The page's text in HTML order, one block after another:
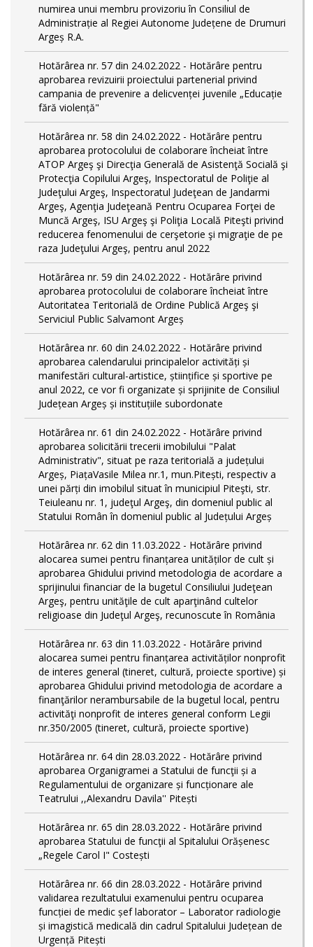
numirea unui membru provizoriu în Consiliul de
Administrație al Regiei Autonome Județene de Drumuri
Argeș R.A.
Hotărârea nr. 57 din 24.02.2022 - Hotărâre pentru
aprobarea revizuirii proiectului partenerial privind
campania de prevenire a delicvenței juvenile „Educație
fără violență"
Hotărârea nr. 58 din 24.02.2022 - Hotărâre pentru
aprobarea protocolului de colaborare încheiat între
ATOP Argeş şi Direcţia Generală de Asistenţă Socială şi
Protecţia Copilului Argeş, Inspectoratul de Poliţie al
Judeţului Argeş, Inspectoratul Judeţean de Jandarmi
Argeş, Agenţia Judeţeană Pentru Ocuparea Forţei de
Muncă Argeş, ISU Argeş şi Poliţia Locală Piteşti privind
reducerea fenomenului de cerşetorie şi migraţie de pe
raza Judeţului Argeş, pentru anul 2022
Hotărârea nr. 59 din 24.02.2022 - Hotărâre privind
aprobarea protocolului de colaborare încheiat între
Autoritatea Teritorială de Ordine Publică Argeş şi
Serviciul Public Salvamont Argeș
Hotărârea nr. 60 din 24.02.2022 - Hotărâre privind
aprobarea calendarului principalelor activități și
manifestări cultural-artistice, științifice și sportive pe
anul 2022, ce vor fi organizate și sprijinite de Consiliul
Județean Argeș și instituțiile subordonate
Hotărârea nr. 61 din 24.02.2022 - Hotărâre privind
aprobarea solicitării trecerii imobilului "Palat
Administrativ", situat pe raza teritorială a județului
Argeș, PiațaVasile Milea nr.1, mun.Pitești, respectiv a
unei părți din imobilul situat în municipiul Piteşti, str.
Teiuleanu nr. 1, judeţul Argeş, din domeniul public al
Statului Român în domeniul public al Județului Argeș
Hotărârea nr. 62 din 11.03.2022 - Hotărâre privind
alocarea sumei pentru finanțarea unităților de cult și
aprobarea Ghidului privind metodologia de acordare a
sprijinului financiar de la bugetul Consiliului Judeţean
Argeş, pentru unităţile de cult aparţinând cultelor
religioase din Judeţul Argeş, recunoscute în România
Hotărârea nr. 63 din 11.03.2022 - Hotărâre privind
alocarea sumei pentru finanțarea activităților nonprofit
de interes general (tineret, cultură, proiecte sportive) și
aprobarea Ghidului privind metodologia de acordare a
finanţărilor nerambursabile de la bugetul local, pentru
activităţi nonprofit de interes general conform Legii
nr.350/2005 (tineret, cultură, proiecte sportive)
Hotărârea nr. 64 din 28.03.2022 - Hotărâre privind
aprobarea Organigramei a Statului de funcţii și a
Regulamentului de organizare și funcționare ale
Teatrului ,,Alexandru Davila'' Pitești
Hotărârea nr. 65 din 28.03.2022 - Hotărâre privind
aprobarea Statului de funcţii al Spitalului Orășenesc
„Regele Carol I" Costești
Hotărârea nr. 66 din 28.03.2022 - Hotărâre privind
validarea rezultatului examenului pentru ocuparea
funcției de medic șef laborator – Laborator radiologie
și imagistică medicală din cadrul Spitalului Județean de
Urgență Pitești